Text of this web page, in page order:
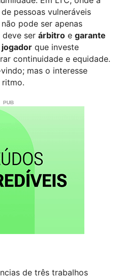
pessoas vulneráveis
pode ser apenas
ser árbitro e garante
jogador que investe
continuidade e equidade.
mas o interesse
de três trabalhos